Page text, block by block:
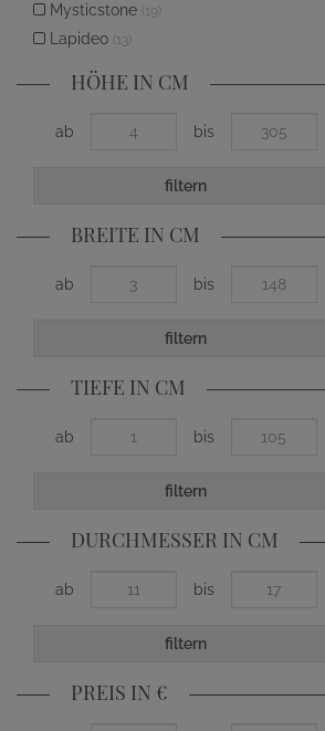
Mysticstone (19)
Lapideo (13)
HÖHE IN CM
ab bis
filtern
BREITE IN CM
ab bis
filtern
TIEFE IN CM
ab bis
filtern
DURCHMESSER IN CM
ab bis
filtern
PREIS IN €